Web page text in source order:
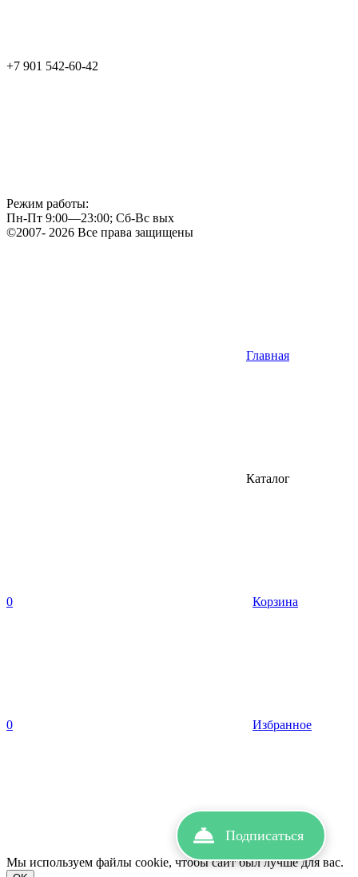
+7 901 542-60-42
Режим работы:
Пн-Пт 9:00—23:00; Сб-Вс вых
©2007- 2026 Все права защищены
Главная
Каталог
0 Корзина
0 Избранное
Мы используем файлы cookie, чтобы сайт был лучше для вас.
Подписаться